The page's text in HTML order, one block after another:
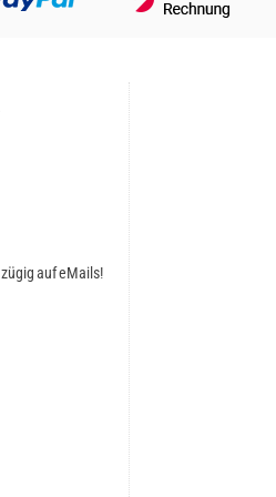
zügig auf eMails!